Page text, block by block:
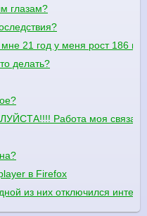
глазам?
21 год у меня рост 186
делать?
Работа моя связана
в Firefox
из них отключился